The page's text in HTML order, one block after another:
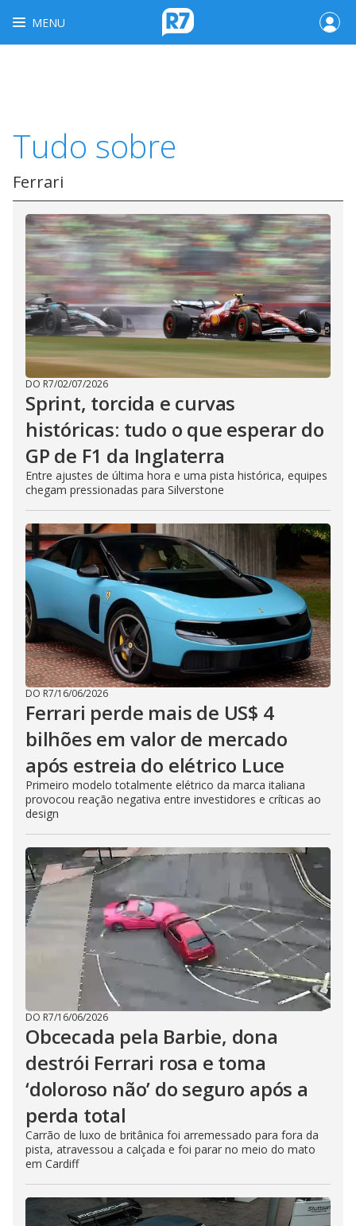
MENU
Tudo sobre
Ferrari
DO R7/02/07/2026
Sprint, torcida e curvas
históricas: tudo o que esperar do
GP de F1 da Inglaterra
Entre ajustes de última hora e uma pista histórica, equipes
chegam pressionadas para Silverstone
DO R7/16/06/2026
Ferrari perde mais de US$ 4
bilhões em valor de mercado
após estreia do elétrico Luce
Primeiro modelo totalmente elétrico da marca italiana
provocou reação negativa entre investidores e críticas ao
design
DO R7/16/06/2026
Obcecada pela Barbie, dona
destrói Ferrari rosa e toma
‘doloroso não’ do seguro após a
perda total
Carrão de luxo de britânica foi arremessado para fora da
pista, atravessou a calçada e foi parar no meio do mato
em Cardiff